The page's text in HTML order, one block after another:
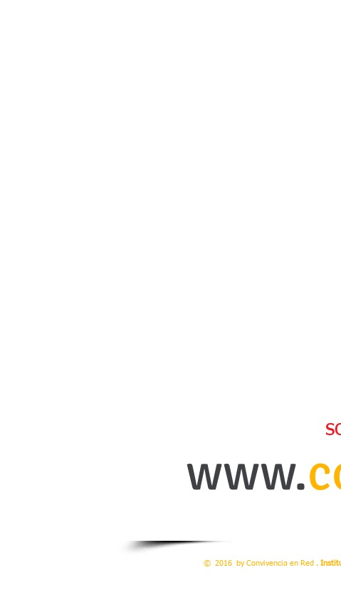
www.
© 2016 by Convivencia en Red .